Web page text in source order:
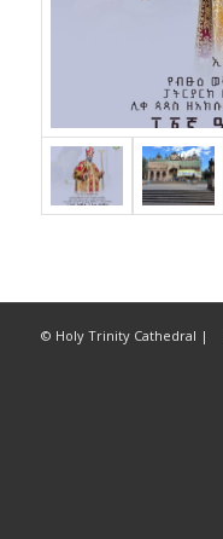
© Holy Trinity Cathedral |